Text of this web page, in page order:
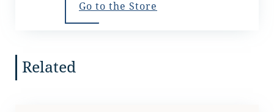
Go to the Store
Related